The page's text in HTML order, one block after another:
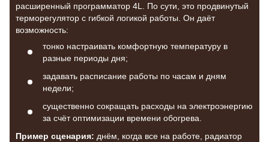
расширенный программатор 4L. По сути, это продвинутый
терморегулятор с гибкой логикой работы. Он даёт
возможность:
тонко настраивать комфортную температуру в
разные периоды дня;
задавать расписание работы по часам и дням
недели;
существенно сокращать расходы на электроэнергию
за счёт оптимизации времени обогрева.
Пример сценария: днём, когда все на работе, радиатор